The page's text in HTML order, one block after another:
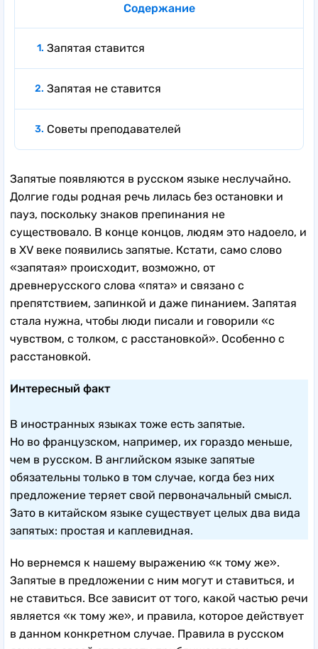
Содержание
Запятая ставится
Запятая не ставится
Советы преподавателей
Запятые появляются в русском языке неслучайно.
Долгие годы родная речь лилась без остановки и
пауз, поскольку знаков препинания не
существовало. В конце концов, людям это надоело, и
в ХV веке появились запятые. Кстати, само слово
«запятая» происходит, возможно, от
древнерусского слова «пята» и связано с
препятствием, запинкой и даже пинанием. Запятая
стала нужна, чтобы люди писали и говорили «с
чувством, с толком, с расстановкой». Особенно с
расстановкой.
Интересный факт
В иностранных языках тоже есть запятые.
Но во французском, например, их гораздо меньше,
чем в русском. В английском языке запятые
обязательны только в том случае, когда без них
предложение теряет свой первоначальный смысл.
Зато в китайском языке существует целых два вида
запятых: простая и каплевидная.
Но вернемся к нашему выражению «к тому же».
Запятые в предложении с ним могут и ставиться, и
не ставиться. Все зависит от того, какой частью речи
является «к тому же», и правила, которое действует
в данном конкретном случае. Правила в русском